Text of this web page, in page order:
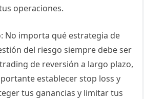
operaciones.
No importa qué estrategia de
del riesgo siempre debe ser
de reversión a largo plazo,
establecer stop loss y
tus ganancias y limitar tus